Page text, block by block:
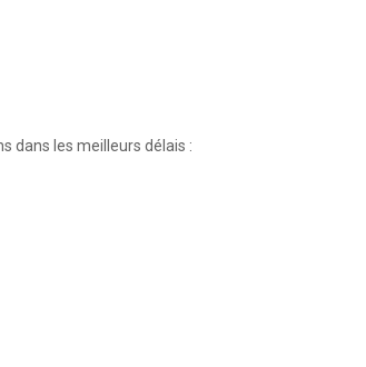
dans les meilleurs délais :